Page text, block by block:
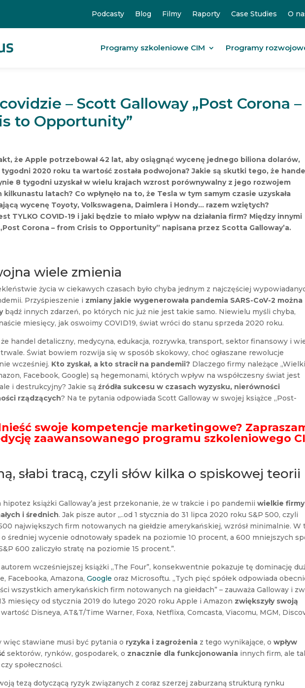
Podcasty Blog Filmy Raporty Case Studies O
Programy szkoleniowe CIM Programy
– Scott Galloway „Post Corona –
to Opportunity”
że Apple potrzebował 42 lat, aby osiągnąć wycenę jednego biliona dolarów,
2020 roku ta wartość została podwojona? Jakie są skutki tego, że
8 tygodni uzyskał w wielu krajach wzrost porównywalny z jego rozwojem
latach? Co wpłynęło na to, że Tesla w tym samym czasie uzyskała
wycenę Toyoty, Volkswagena, Daimlera i Hondy… razem wziętych?
TYLKO COVID-19 i jaki będzie to miało wpływ na działania firm? Między innymi
Corona – from Crisis to Opportunity” napisana przez Scotta Galloway’a.
wiele zmienia
życia w ciekawych czasach było chyba jednym z najczęściej
Przyśpieszenie i zmiany jakie wygenerowała pandemia SARS-CoV-2 można
bądź innych zdarzeń, po których nic już nie jest takie samo. Niewielu myśli chyba,
miesięcy, jak oswoimy COVID19, świat wróci do stanu sprzeda 2020 roku.
handel detaliczny, medycyna, edukacja, rozrywka, transport, sektor finansowy i
Świat bowiem rozwija się w sposób skokowy, choć ogłaszane rewolucje
wcześniej. Kto zyskał, a kto stracił na pandemii? Dlaczego firmy należące
Facebook, Google) są hegemonami, których wpływ na współczesny świat jest
i destrukcyjny? Jakie sąźródła sukcesu w czasach wyzysku, nierówności
rządzących? Na te pytania odpowiada Scott Galloway w swojej książce „Post-
swoje kompetencje marketingowe?
zaawansowanego programu szkoleniowego
słabi tracą, czyli słów kilka o spiskowej teorii
hipotez książki Galloway’a jest przekonanie, że w trakcie i po pandemiiwielkie firmy
i średnich. Jak pisze autor „..od 1 stycznia do 31 lipca 2020 roku S&P 500, czyli
największych firm notowanych na giełdzie amerykańskiej, wzrósł minimalnie. W
średniej wycenie odnotowały spadek na poziomie 10 procent, a 600 mniejszych
600 zaliczyło stratę na poziomie 15 procent.”.
wcześniejszej książki „The Four”, konsekwentnie pokazuje tę dominację
Facebooka, Amazona,Google oraz Microsoftu. „Tych pięć spółek odpowiada
wszystkich amerykańskich firm notowanych na giełdach” – zauważa Galloway i
miesięcy od stycznia 2019 do lutego 2020 roku Apple i Amazon zwiększyły swoją
Disneya, AT&T/Time Warner, Foxa, Netflixa, Comcasta, Viacomu, MGM,
więc stawiane musi być pytania o ryzyka i zagrożenia z tego wynikające, owpływ
sektorów, rynków, gospodarek, o znacznie dla funkcjonowania innych firm, ale
społeczności.
tezą dotyczącą ryzyk związanych z coraz szerzej zaburzaną strukturą rynku